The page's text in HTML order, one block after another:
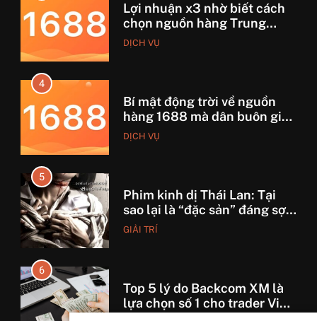
Lợi nhuận x3 nhờ biết cách
chọn nguồn hàng Trung
Quốc chuẩn
DỊCH VỤ
4
Bí mật động trời về nguồn
hàng 1688 mà dân buôn giấu
nhẹm!
DỊCH VỤ
5
Phim kinh dị Thái Lan: Tại
sao lại là “đặc sản” đáng sợ
nhất thế giới?
GIẢI TRÍ
6
Top 5 lý do Backcom XM là
lựa chọn số 1 cho trader Việt